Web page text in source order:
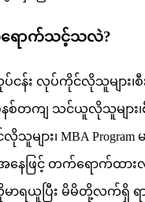
ာက်သင့်သလဲ?
ငန်း လုပ်ကိုင်လိုသူများ၊စီး
စ်တကျ သင်ယူလိုသူများ၊
ျား၊ MBA
အနေဖြင့် တက်ရောက်ထား
ာရယူပြီး မိမိတို့လက်ရှိ ရ